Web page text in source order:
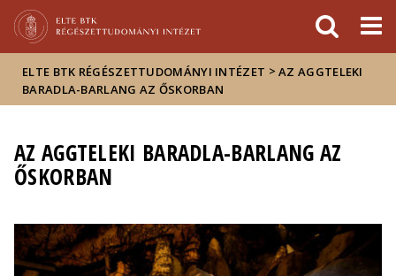
sajtóban
ELTE BTK RÉGÉSZETTUDOMÁNYI INTÉZET >AZ AGGTELEKI
BARADLA-BARLANG AZ ŐSKORBAN
AZ AGGTELEKI BARADLA-BARLANG AZ
ŐSKORBAN